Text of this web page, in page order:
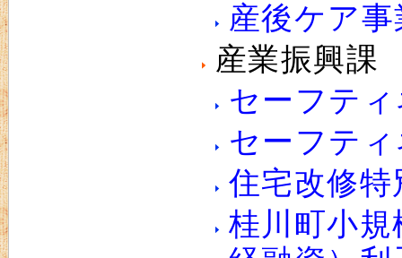
産後ケア事
産業振興課
セーフテ
セーフテ
住宅改修
桂川町小